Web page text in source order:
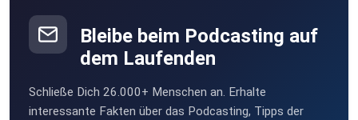
Bleibe beim Podcasting auf
dem Laufenden
Schließe Dich 26.000+ Menschen an. Erhalte
interessante Fakten über das Podcasting, Tipps der